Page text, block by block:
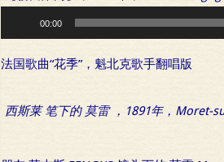
00:00
法国歌曲“花季”，魁北克歌手翻唱版
西斯莱 笔下的 莫雷 ，1891年，Moret-